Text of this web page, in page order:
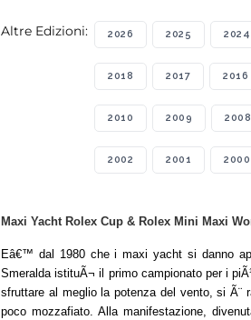
Altre Edizioni: 2026 2025 2024
2018 2017 2016
2010 2009 2008
2002 2001 2000
Maxi Yacht Rolex Cup & Rolex Mini Maxi
Eâ€™ dal 1980 che i maxi yacht si danno
Smeralda istituÃ¬ il primo campionato per i
sfruttare al meglio la potenza del vento, si Ã¨
poco mozzafiato. Alla manifestazione,